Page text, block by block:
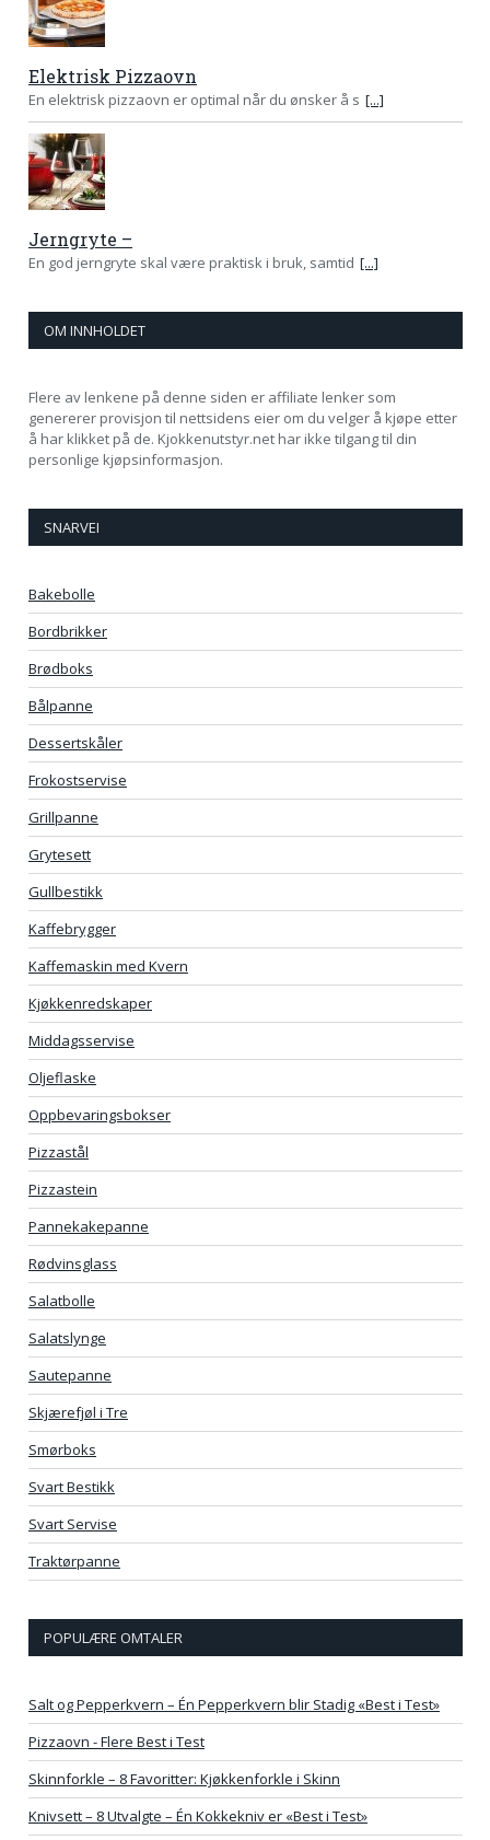
Elektrisk Pizzaovn
En elektrisk pizzaovn er optimal når du ønsker å s [...]
Jerngryte –
En god jerngryte skal være praktisk i bruk, samtid [...]
OM INNHOLDET
Flere av lenkene på denne siden er affiliate lenker som
genererer provisjon til nettsidens eier om du velger å kjøpe etter
å har klikket på de. Kjokkenutstyr.net har ikke tilgang til din
personlige kjøpsinformasjon.
SNARVEI
Bakebolle
Bordbrikker
Brødboks
Bålpanne
Dessertskåler
Frokostservise
Grillpanne
Grytesett
Gullbestikk
Kaffebrygger
Kaffemaskin med Kvern
Kjøkkenredskaper
Middagsservise
Oljeflaske
Oppbevaringsbokser
Pizzastål
Pizzastein
Pannekakepanne
Rødvinsglass
Salatbolle
Salatslynge
Sautepanne
Skjærefjøl i Tre
Smørboks
Svart Bestikk
Svart Servise
Traktørpanne
POPULÆRE OMTALER
Salt og Pepperkvern – Én Pepperkvern blir Stadig «Best i Test»
Pizzaovn - Flere Best i Test
Skinnforkle – 8 Favoritter: Kjøkkenforkle i Skinn
Knivsett – 8 Utvalgte – Én Kokkekniv er «Best i Test»